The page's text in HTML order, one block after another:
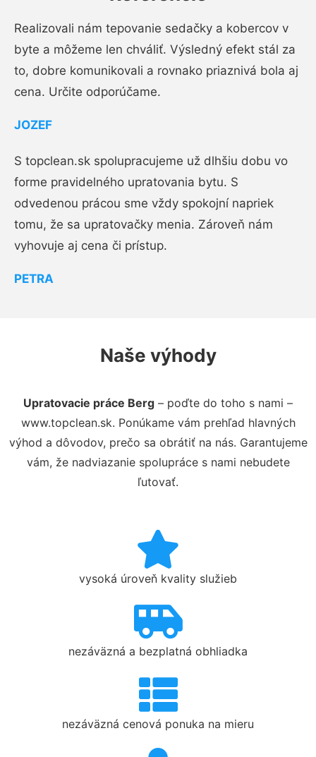
Realizovali nám tepovanie sedačky a kobercov v
byte a môžeme len chváliť. Výsledný efekt stál za
to, dobre komunikovali a rovnako priaznivá bola aj
cena. Určite odporúčame.
JOZEF
S topclean.sk spolupracujeme už dlhšiu dobu vo
forme pravidelného upratovania bytu. S
odvedenou prácou sme vždy spokojní napriek
tomu, že sa upratovačky menia. Zároveň nám
vyhovuje aj cena či prístup.
PETRA
Naše výhody
Upratovacie práce Berg – poďte do toho s nami –
www.topclean.sk. Ponúkame vám prehľad hlavných
výhod a dôvodov, prečo sa obrátiť na nás. Garantujeme
vám, že nadviazanie spolupráce s nami nebudete
ľutovať.
vysoká úroveň kvality služieb
nezáväzná a bezplatná obhliadka
nezáväzná cenová ponuka na mieru